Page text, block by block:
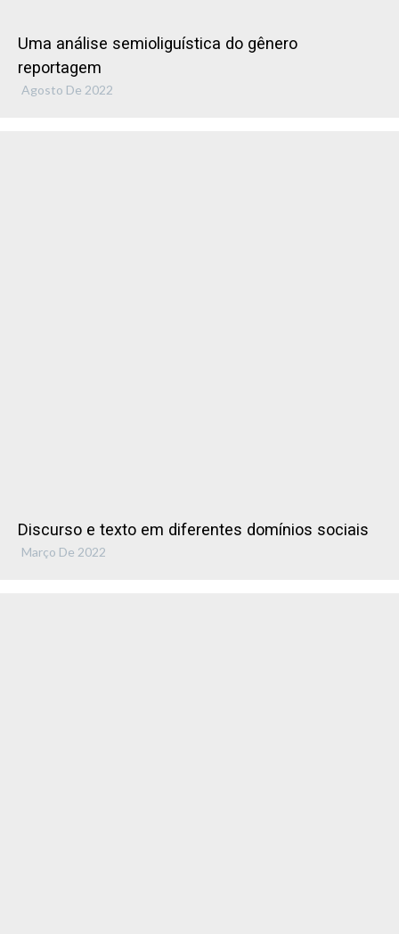
Uma análise semioliguística do gênero
reportagem
Agosto De 2022
Discurso e texto em diferentes domínios sociais
Março De 2022